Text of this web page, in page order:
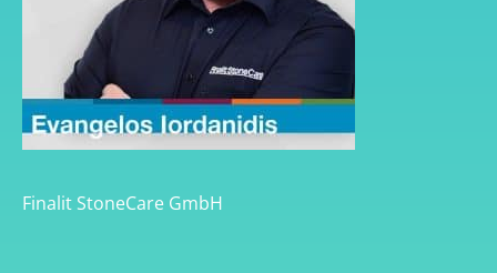
Finalit StoneCare GmbH